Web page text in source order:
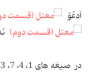
اَدعُوُ